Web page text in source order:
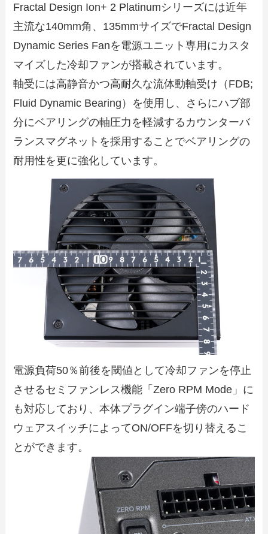
Fractal Design Ion+ 2 Platinumシリーズには近年
主流な140mm角、135mmサイズでFractal Design
Dynamic Series Fanを電源ユニット専用にカスタ
マイズした冷却ファンが搭載されています。
軸受には高静音かつ高耐久な流体動軸受け（FDB;
Fluid Dynamic Bearing）を使用し、さらにハブ部
分にベアリングの軸圧力を軽減するカウンターバ
ランスマグネットを採用することでベアリングの
耐用性を更に強化しています。
電源負荷50％前後を閾値として冷却ファンを停止
させるセミファンレス機能「Zero RPM Mode」に
も対応しており、本体プラグイン端子傍のハード
ウェアスイッチによってON/OFFを切り替えるこ
とができます。